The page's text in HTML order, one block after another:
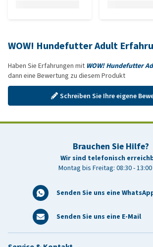
WOW! Hundefutter Adult
Haben Sie Erfahrungen mit WOW! Hundefutter
dann eine Bewertung zu diesem Produkt
Schreiben Sie Ihre eigene
Brauchen Sie Hilfe?
Wir sind telefonisch
Montag bis Freitag: 08:30 -
Senden Sie uns eine
Senden Sie uns eine E-Mail